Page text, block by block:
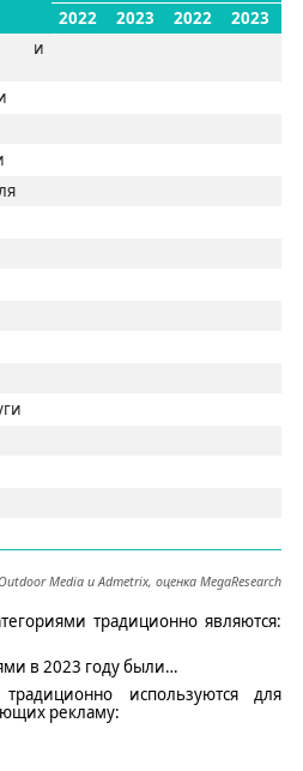
2022 2023 2022
2023
и
Media иAdmetrix, оценка MegaResearch
традиционно являются:
в 2023 году были…
традиционно используются для
рекламу: